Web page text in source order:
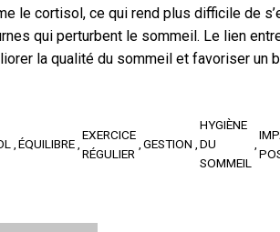
le cortisol, ce qui rend plus difficile de
qui perturbent le sommeil. Le lien
la qualité du sommeil et favoriser un
ÉQUILIBRE
EXERCICE
RÉGULIER
GESTION
HYGIÈNE
DU
SOMMEIL